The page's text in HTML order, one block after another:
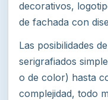
decorativos,
de fachada con
Las posibilidades
serigrafiados
o de color) hasta
complejidad, todo